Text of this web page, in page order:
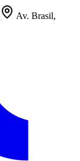
Av. Brasil,